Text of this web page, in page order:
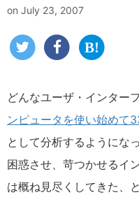
on July 23, 2007
どんなユーザ・インター
ンピュータを使い始めて
として分析するようにな
困惑させ、苛つかせるイ
は概ね見尽くしてきた、